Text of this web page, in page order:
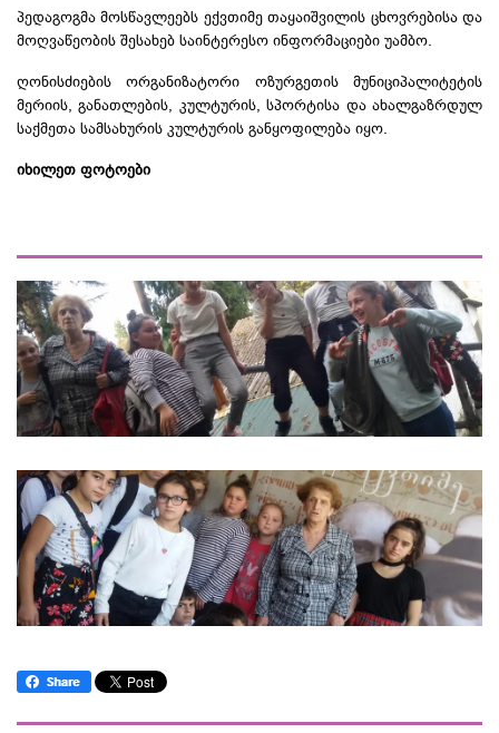
პედაგოგმა მოსწავლეებს ექვთიმე თაყაიშვილის ცხოვრებისა და
მოღვაწეობის შესახებ საინტერესო ინფორმაციები უამბო.
ღონისძიების ორგანიზატორი ოზურგეთის მუნიციპალიტეტის
მერიის, განათლების, კულტურის, სპორტისა და ახალგაზრდულ
საქმეთა სამსახურის კულტურის განყოფილება იყო.
იხილეთ ფოტოები